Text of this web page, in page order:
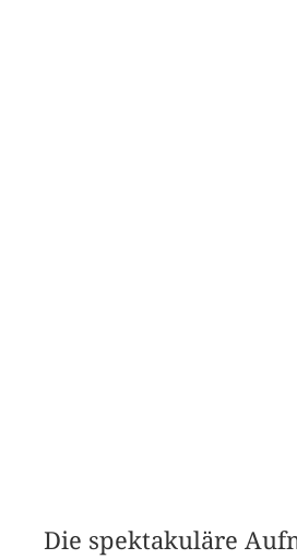
Die spektakuläre